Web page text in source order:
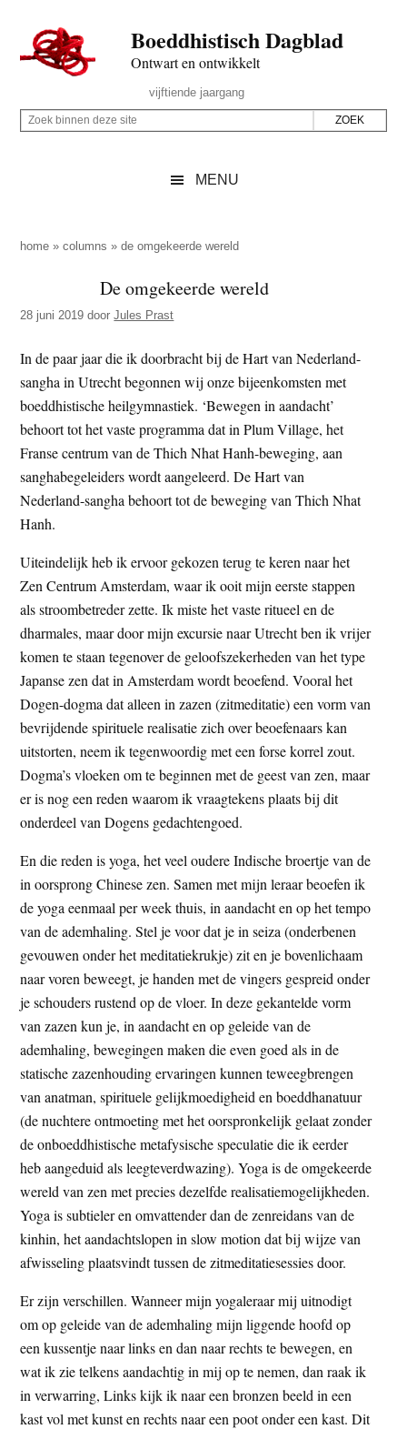
naar
de
inhoud
secondary
naar
de
sidebar
naar
de
Boeddhistisch Dagblad
Ontwart en ontwikkelt
Rechts
vijftiende jaargang
Z
p
z
e
s
i
t
e
Z
i
e
d
e
z
e
s
i
t
e
MENU
home »columns »de omgekeerde wereld
De omgekeerde wereld
28 juni 2019 doorJules Prast
In de paar jaar die ik doorbracht bij de Hart van Nederland-
sangha in Utrecht begonnen wij onze bijeenkomsten met
boeddhistische heilgymnastiek. ‘Bewegen in aandacht’
behoort tot het vaste programma dat in Plum Village, het
Franse centrum van de Thich Nhat Hanh-beweging, aan
sanghabegeleiders wordt aangeleerd. De Hart van
Nederland-sangha behoort tot de beweging van Thich Nhat
Hanh.
Uiteindelijk heb ik ervoor gekozen terug te keren naar het
Zen Centrum Amsterdam, waar ik ooit mijn eerste stappen
als stroombetreder zette. Ik miste het vaste ritueel en de
dharmales, maar door mijn excursie naar Utrecht ben ik vrijer
komen te staan tegenover de geloofszekerheden van het type
Japanse zen dat in Amsterdam wordt beoefend. Vooral het
Dogen-dogma dat alleen in zazen (zitmeditatie) een vorm van
bevrijdende spirituele realisatie zich over beoefenaars kan
uitstorten, neem ik tegenwoordig met een forse korrel zout.
Dogma’s vloeken om te beginnen met de geest van zen, maar
er is nog een reden waarom ik vraagtekens plaats bij dit
onderdeel van Dogens gedachtengoed.
En die reden is yoga, het veel oudere Indische broertje van de
in oorsprong Chinese zen. Samen met mijn leraar beoefen ik
de yoga eenmaal per week thuis, in aandacht en op het tempo
van de ademhaling. Stel je voor dat je in seiza (onderbenen
gevouwen onder het meditatiekrukje) zit en je bovenlichaam
naar voren beweegt, je handen met de vingers gespreid onder
je schouders rustend op de vloer. In deze gekantelde vorm
van zazen kun je, in aandacht en op geleide van de
ademhaling, bewegingen maken die even goed als in de
statische zazenhouding ervaringen kunnen teweegbrengen
van anatman, spirituele gelijkmoedigheid en boeddhanatuur
(de nuchtere ontmoeting met het oorspronkelijk gelaat zonder
de onboeddhistische metafysische speculatie die ik eerder
heb aangeduid als leegteverdwazing). Yoga is de omgekeerde
wereld van zen met precies dezelfde realisatiemogelijkheden.
Yoga is subtieler en omvattender dan de zenreidans van de
kinhin, het aandachtslopen in slow motion dat bij wijze van
afwisseling plaatsvindt tussen de zitmeditatiesessies door.
Er zijn verschillen. Wanneer mijn yogaleraar mij uitnodigt
om op geleide van de ademhaling mijn liggende hoofd op
een kussentje naar links en dan naar rechts te bewegen, en
wat ik zie telkens aandachtig in mij op te nemen, dan raak ik
in verwarring, Links kijk ik naar een bronzen beeld in een
kast vol met kunst en rechts naar een poot onder een kast. Dit